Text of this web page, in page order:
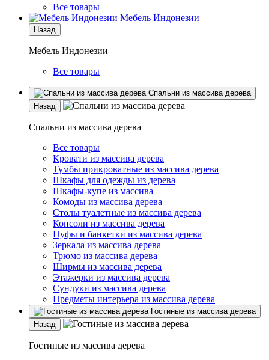
Все товары
Мебель Индонезии
Назад
Мебель Индонезии
Все товары
Спальни из массива дерева
Назад
Спальни из массива дерева
Все товары
Кровати из массива дерева
Тумбы прикроватные из массива дерева
Шкафы для одежды из дерева
Шкафы-купе из массива
Комоды из массива дерева
Столы туалетные из массива дерева
Консоли из массива дерева
Пуфы и банкетки из массива дерева
Зеркала из массива дерева
Трюмо из массива дерева
Ширмы из массива дерева
Этажерки из массива дерева
Сундуки из массива дерева
Предметы интерьера из массива дерева
Гостиные из массива дерева
Назад
Гостиные из массива дерева